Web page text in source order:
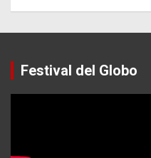
Festival del Globo